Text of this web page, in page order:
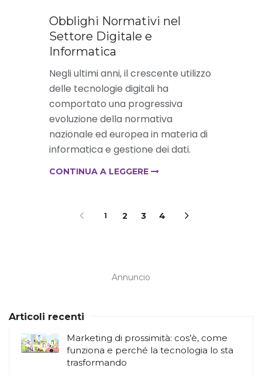
Obblighi Normativi nel
Settore Digitale e
Informatica
Negli ultimi anni, il crescente utilizzo
delle tecnologie digitali ha
comportato una progressiva
evoluzione della normativa
nazionale ed europea in materia di
informatica e gestione dei dati.
CONTINUA A LEGGERE
1 2 3 4
Annuncio
Articoli recenti
Marketing di prossimità: cos’è, come
funziona e perché la tecnologia lo sta
trasformando